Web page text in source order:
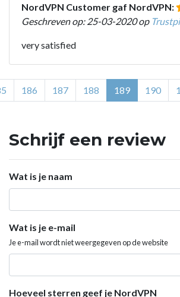
NordVPN Customer gaf NordVPN:
Geschreven op: 25-03-2020 op
very satisfied
186 187 188 189 190
Schrijf een review
Wat is je naam
Wat is je e-mail
Je e-mail wordt niet weergegeven op de website
Hoeveel sterren geef je NordVPN